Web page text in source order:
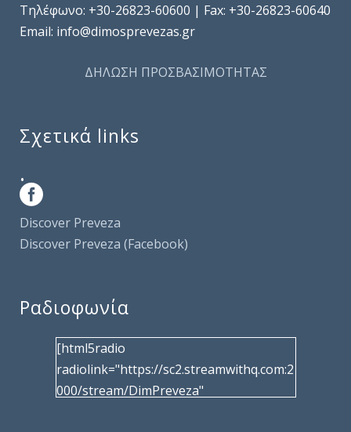
Τηλέφωνo: +30-26823-60600 | Fax: +30-26823-60640
Email: info@dimosprevezas.gr
ΔΗΛΩΣΗ ΠΡΟΣΒΑΣΙΜΟΤΗΤΑΣ
Σχετικά links
.
Discover Preveza
Discover Preveza (Facebook)
Ραδιοφωνία
[html5radio
radiolink="https://sc2.streamwithq.com:2
000/stream/DimPreveza"